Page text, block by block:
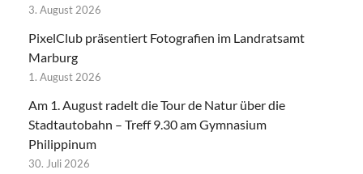
3. August 2026
PixelClub präsentiert Fotografien im Landratsamt
Marburg
1. August 2026
Am 1. August radelt die Tour de Natur über die
Stadtautobahn – Treff 9.30 am Gymnasium
Philippinum
30. Juli 2026